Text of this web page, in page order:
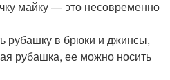
майку — это несовременно
рубашку в брюки и джинсы,
рубашка, ее можно носить